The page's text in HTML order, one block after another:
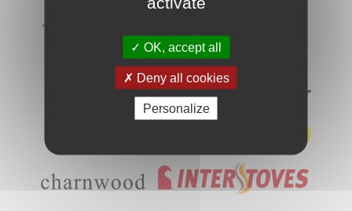
OK, accept all
Deny all cookies
Personalize